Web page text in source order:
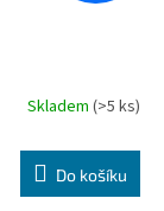
Skladem(>5 ks)
Do košíku